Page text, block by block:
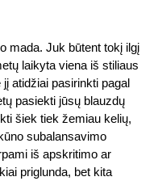
mada. Juk būtent tokį ilgį
laikyta viena iš stiliaus
atidžiai pasirinkti pagal
pasiekti jūsų blauzdų
šiek tiek žemiau kelių,
subalansavimo
iš apskritimo ar
priglunda, bet kita